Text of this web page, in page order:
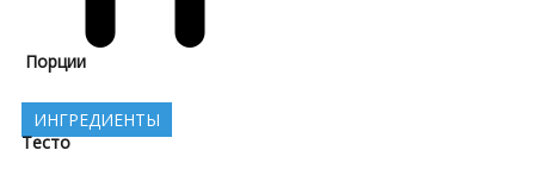
Порции
ИНГРЕДИЕНТЫ
Тесто